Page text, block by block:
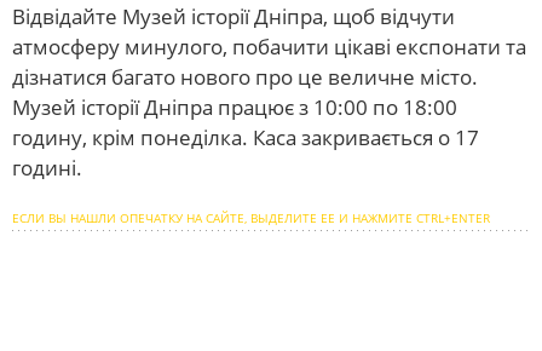
Відвідайте Музей історії Дніпра, щоб відчути
атмосферу минулого, побачити цікаві експонати та
дізнатися багато нового про це величне місто.
Музей історії Дніпра працює з 10:00 по 18:00
годину, крім понеділка. Каса закривається о 17
годині.
ЕСЛИ ВЫ НАШЛИ ОПЕЧАТКУ НА САЙТЕ, ВЫДЕЛИТЕ ЕЕ И НАЖМИТЕ CTRL+ENTER